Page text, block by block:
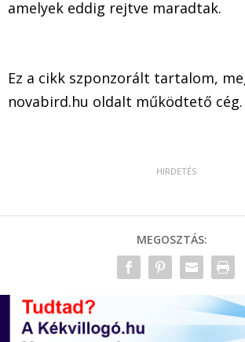
amelyek eddig rejtve maradtak.
Ez a cikk szponzorált tartalom,
novabird.hu oldalt működtető cég.
MEGOSZTÁS: